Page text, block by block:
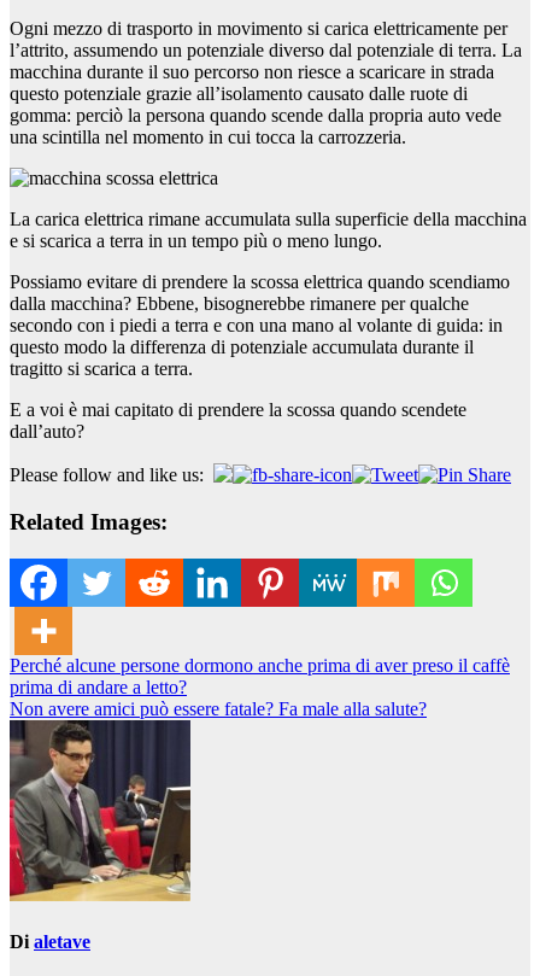
Ogni mezzo di trasporto in movimento si carica elettricamente per
l’attrito, assumendo un potenziale diverso dal potenziale di terra. La
macchina durante il suo percorso non riesce a scaricare in strada
questo potenziale grazie all’isolamento causato dalle ruote di
gomma: perciò la persona quando scende dalla propria auto vede
una scintilla nel momento in cui tocca la carrozzeria.
La carica elettrica rimane accumulata sulla superficie della macchina
e si scarica a terra in un tempo più o meno lungo.
Possiamo evitare di prendere la scossa elettrica quando scendiamo
dalla macchina? Ebbene, bisognerebbe rimanere per qualche
secondo con i piedi a terra e con una mano al volante di guida: in
questo modo la differenza di potenziale accumulata durante il
tragitto si scarica a terra.
E a voi è mai capitato di prendere la scossa quando scendete
dall’auto?
Please follow and like us:
Related Images:
Navigazione
articoli
Perché alcune persone dormono anche prima di aver preso il caffè
prima di andare a letto?
Non avere amici può essere fatale? Fa male alla salute?
Dialetave